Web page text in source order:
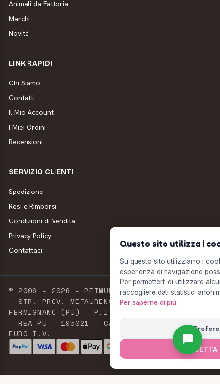
Animali da Fattoria
Marchi
Novità
LINK RAPIDI
Chi Siamo
Contatti
Il Mio Account
I Miei Ordini
Recensioni
SERVIZIO CLIENTI
Spedizione
Resi e Rimborsi
Condizioni di Vendita
Privacy Policy
Contattaci
© 2006 - 2026 - PETMUFFIN - MILLSTORE SRL
- STR. PROV. METAURENSE, 20 - 61033
FERMIGNANO (PU) - P.I. E C.F. 02603420411
- REA PU – 195021 - CAPITALE SOCIALE 2.500
EURO I.V.
Questo sito utilizza i
Su questo sito utilizziamo i
esperienza di navigazione
Per permetterti di utilizzare
raccogliere dati statistici
Per saperne di più